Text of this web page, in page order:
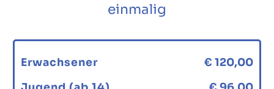
einmalig
Erwachsener
€ 120,00